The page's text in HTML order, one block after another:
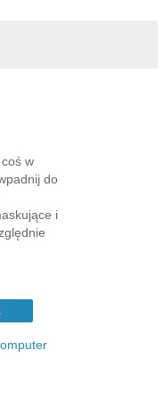
w
do
i